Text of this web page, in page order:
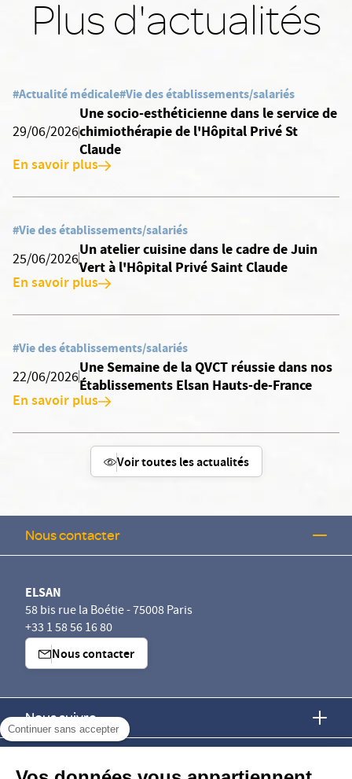
Continuer sans accepter
Plus d'actualités
#Actualité médicale#Vie des établissements/salariés
29/06/2026
Une socio-esthéticienne dans le service de
chimiothérapie de l'Hôpital Privé St
Claude
En savoir plus
#Vie des établissements/salariés
25/06/2026
Un atelier cuisine dans le cadre de Juin
Vert à l'Hôpital Privé Saint Claude
En savoir plus
#Vie des établissements/salariés
22/06/2026
Une Semaine de la QVCT réussie dans nos
Établissements Elsan Hauts-de-France
En savoir plus
Voir toutes les actualités
Nous contacter
ELSAN
58 bis rue la Boétie - 75008 Paris
+33 1 58 56 16 80
Nous contacter
Nous suivre